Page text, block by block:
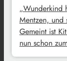
„Wunderkind
Mentzen, und
Gemeint ist
nun schon